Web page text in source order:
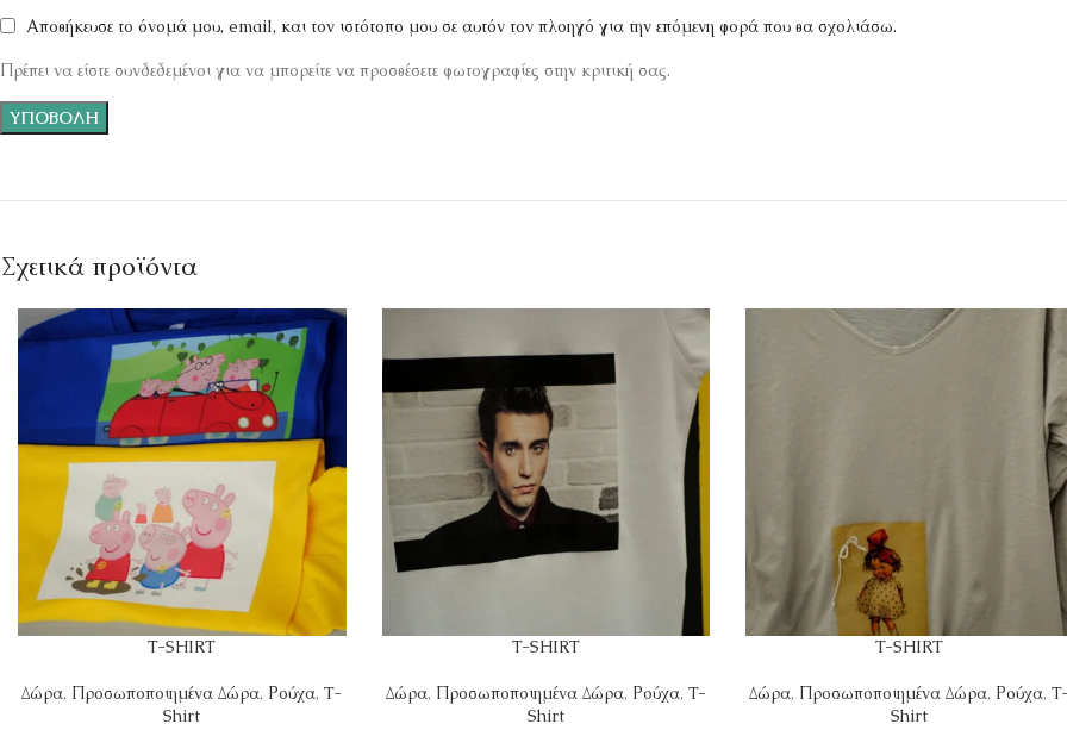
Αποθήκευσε το όνομά μου, email, και τον ιστότοπο μου σε αυτόν τον πλοηγό για την επόμενη φορά που θα σχολιάσω.
Πρέπει να είστε συνδεδεμένοι για να μπορείτε να προσθέσετε φωτογραφίες στην κριτική σας.
Σχετικά προϊόντα
T-SHIRT
Δώρα, Προσωποποιημένα Δώρα, Ρούχα,T-
Shirt
T-SHIRT
Δώρα, Προσωποποιημένα Δώρα, Ρούχα, T-
Shirt
T-SHIRT
Δώρα, Προσωποποιημένα Δώρα, Ρούχα,T-
Shirt